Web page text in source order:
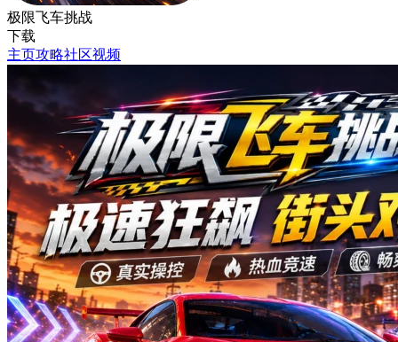
极限飞车挑战
下载
主页攻略社区视频